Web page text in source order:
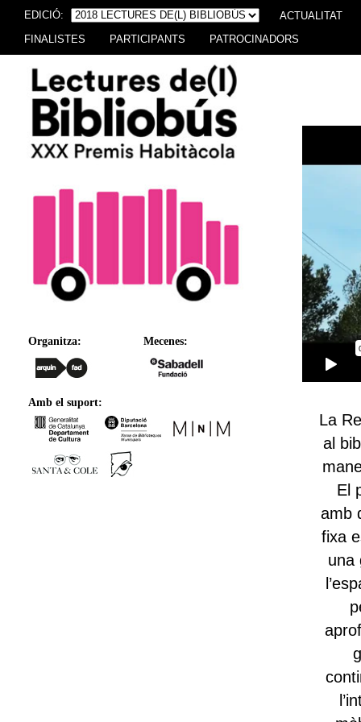
EDICIÓ: ACTUALITAT
FINALISTES PARTICIPANTS PATROCINADORS
Organitza: Mecenes:
Amb el suport:
La
al
El
amb
fixa
una